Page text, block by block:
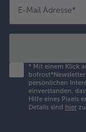
E-Mail Adresse*
* Mit einem Klick
persönlichen
einverstanden,
Hilfe eines Pixels
Details sind hier